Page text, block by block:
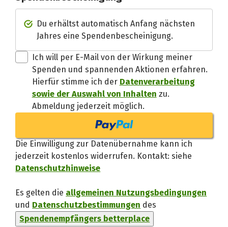
Du erhältst automatisch Anfang nächsten
Jahres eine Spendenbescheinigung.
Ich will per E-Mail von der Wirkung meiner
Spenden und spannenden Aktionen erfahren.
Hierfür stimme ich der Datenverarbeitung
sowie der Auswahl von Inhalten zu.
Abmeldung jederzeit möglich.
Die Einwilligung zur Datenübernahme kann ich
jederzeit kostenlos widerrufen. Kontakt: siehe
Datenschutzhinweise
Es gelten die allgemeinen Nutzungsbedingungen
und Datenschutzbestimmungen des
Spendenempfängers betterplace
Spendenempfänger